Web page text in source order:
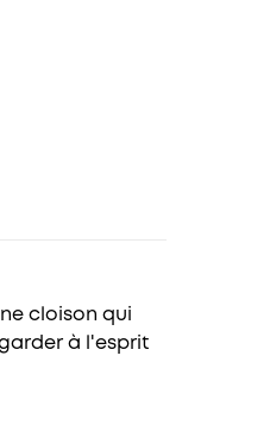
cloison qui
à l'esprit